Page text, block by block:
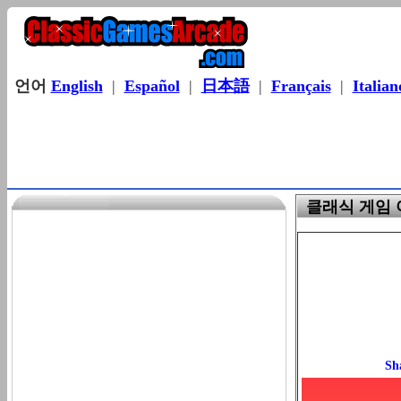
언어 English| Español| 日本語| Français|
클래식 게임